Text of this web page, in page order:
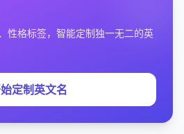
性格标签，智能定制独一无二的英
定制英文名